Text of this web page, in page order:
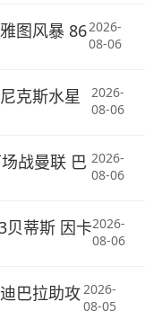
图风暴 862026-
08-06
克斯水星
2026-
08-06
战曼联 巴 2026-
08-06
贝蒂斯 因卡2026-
08-06
巴拉助攻2026-
08-05